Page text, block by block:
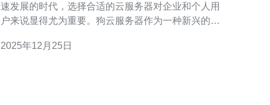
速发展的时代，选择合适的云服务器对企业和个人用
户来说显得尤为重要。狗云服务器作为一种新兴的云
特的优势。本文将从三个方面为您详细解析狗云服务
2025年12月25日